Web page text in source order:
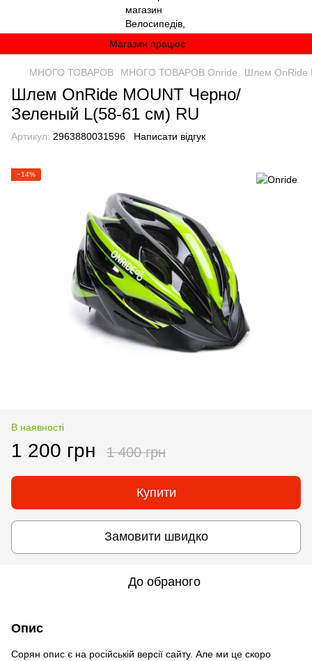
Магазин працює
МНОГО ТОВАРОВ МНОГО ТОВАРОВ Onride Шлем OnRide
Шлем OnRide MOUNT Черно/
Зеленый L(58-61 см) RU
Артикул: 2963880031596 Написати відгук
−14%
В наявності
1 200 грн 1 400 грн
Купити
Замовити швидко
До обраного
Опис
Сорян опис є на російській версії сайту. Але ми це скоро